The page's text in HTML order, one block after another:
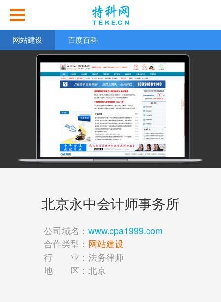
网站建设 百度百科
北京永中会计师事务所
公司域名： www.cpa1999.com
合作类型： 网站建设
行 业： 法务律师
地 区： 北京